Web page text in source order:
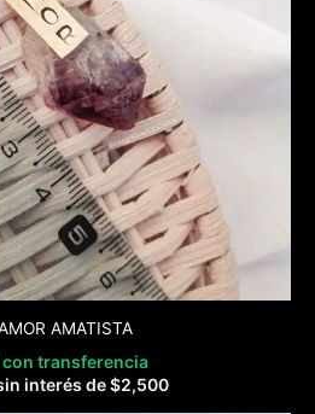
AMATISTA
con transferencia
interés de$2,500